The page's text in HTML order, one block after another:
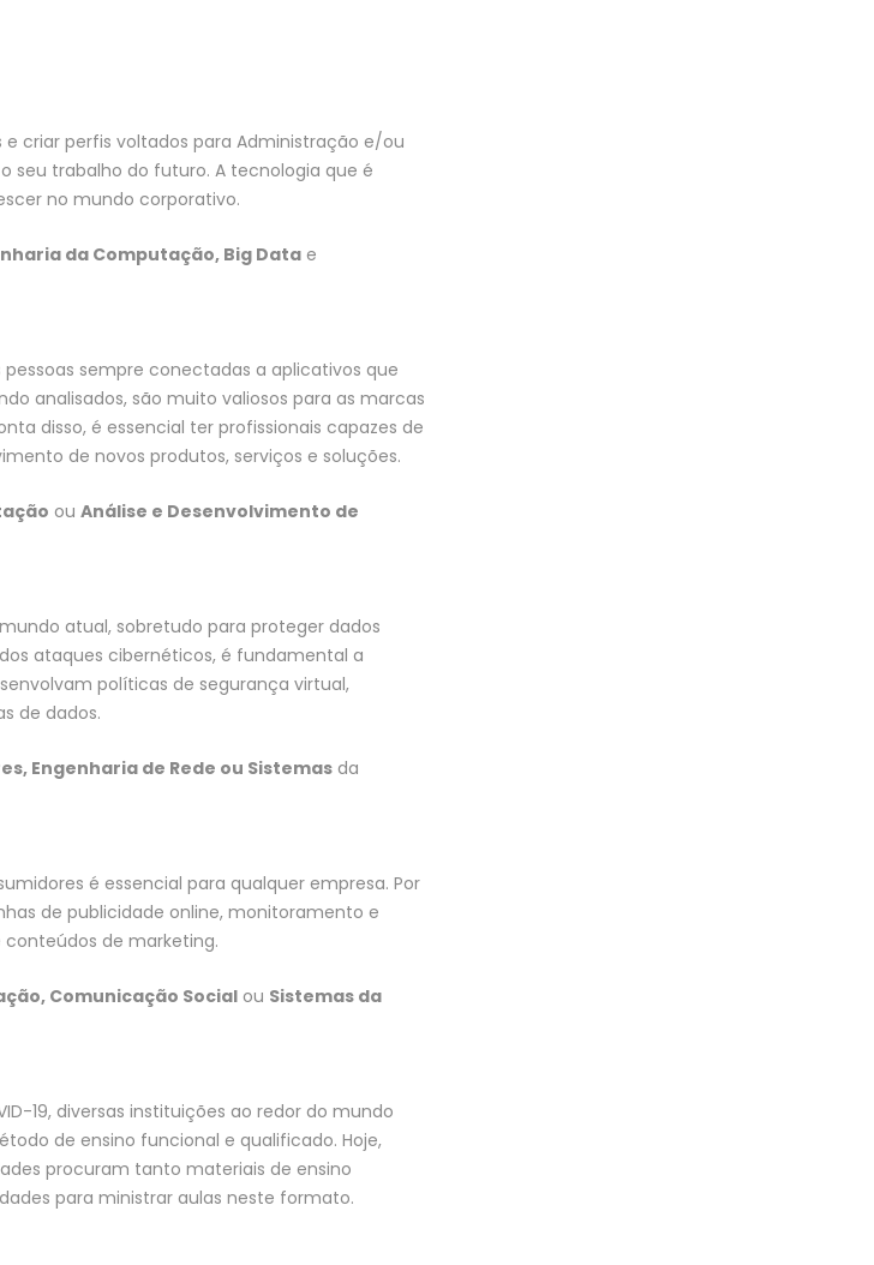
criar perfis voltados para Administração e/ou
seu trabalho do futuro. A tecnologia que é
no mundo corporativo.
da Computação, Big Data e
sempre conectadas a aplicativos que
analisados, são muito valiosos para as marcas
disso, é essencial ter profissionais capazes de
de novos produtos, serviços e soluções.
ou Análise e Desenvolvimento de
atual, sobretudo para proteger dados
ataques cibernéticos, é fundamental a
políticas de segurança virtual,
de dados.
Engenharia de Rede ou Sistemas da
é essencial para qualquer empresa. Por
de publicidade online, monitoramento e
de marketing.
Comunicação Social ou Sistemas da
19, diversas instituições ao redor do mundo
de ensino funcional e qualificado. Hoje,
procuram tanto materiais de ensino
para ministrar aulas neste formato.